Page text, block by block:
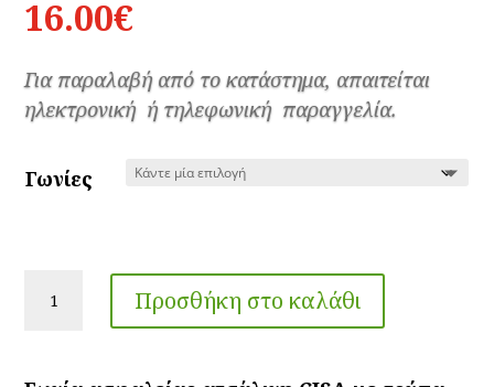
16.00€
Για παραλαβή από το κατάστημα, απαιτείται
ηλεκτρονική ή τηλεφωνική παραγγελία.
Γωνίες
CISA
Ατσάλινη
Προσθήκη στο καλάθι